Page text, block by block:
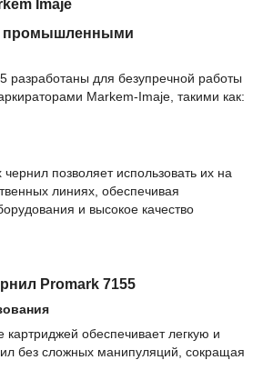
промышленными
разработаны для безупречной работы
Markem-Imaje, такими как:
чернил позволяет использовать их на
линиях, обеспечивая
и высокое качество
Promark 7155
обеспечивает легкую и
без сложных манипуляций, сокращая